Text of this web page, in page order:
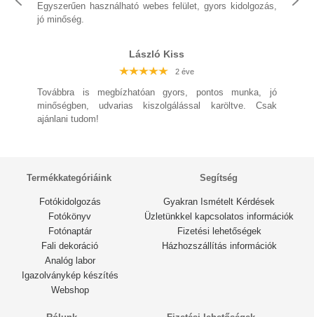
Egyszerűen használható webes felület, gyors kidolgozás,
jó minőség.
László Kiss
2 éve
Továbbra is megbízhatóan gyors, pontos munka, jó
minőségben, udvarias kiszolgálással karöltve. Csak
ajánlani tudom!
2 éve
2 éve
2 éve
2 éve
2 éve
Termékkategóriáink
Fotókidolgozás
Fotókönyv
Fotónaptár
Fali dekoráció
Analóg labor
Igazolványkép készítés
Webshop
Segítség
Gyakran Ismételt Kérdések
Üzletünkkel kapcsolatos információk
Fizetési lehetőségek
Házhozszállítás információk